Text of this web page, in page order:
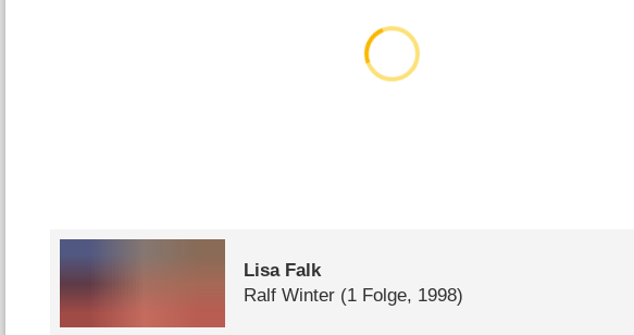
Lisa Falk
Ralf Winter (1 Folge, 1998)